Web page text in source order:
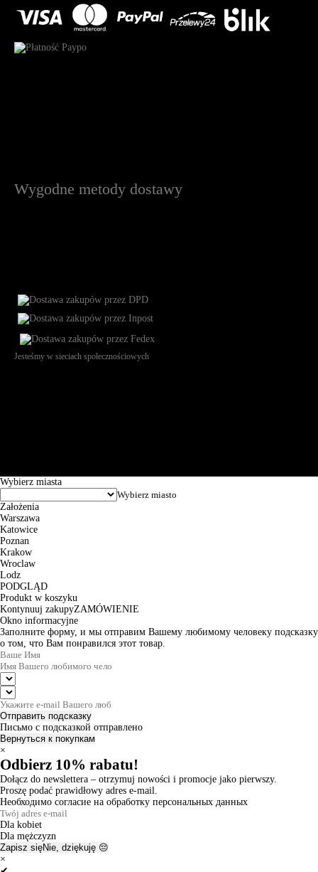
Wygodne metody dostawy
Jesteśmy w sieciach społecznościowych
Wybierz miasta
Założenia
Warszawa
Katowice
Poznan
Krakow
Wroclaw
Lodz
PODGLĄD
Produkt w koszyku
Kontynuuj zakupyZAMÓWIENIE
Okno informacyjne
Заполните форму, и мы отправим Вашему любимому человеку подсказку
о том, что Вам понравился этот товар.
Отправить подсказку
Письмо с подсказкой отправлено
Вернуться к покупкам
×
Odbierz 10% rabatu!
Dołącz do newslettera – otrzymuj nowości i promocje jako pierwszy.
Proszę podać prawidłowy adres e-mail.
Необходимо согласие на обработку персональных данных
Dla kobiet
Dla mężczyzn
Zapisz sięNie, dziękuję 😔
×